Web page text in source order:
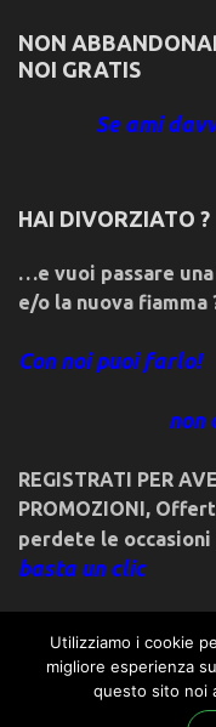
NON
NOI GRATIS
Se ami
HAI DIVORZIATO ?
…e vuoi passare
e/o la nuova fiamma
Con noi puoi farlo!
non
REGISTRATI PER
PROMOZIONI,
perdete le
basta un clic
© 2018friulivg.it. -*- By
Utilizziamo i cookie
migliore esperienza
questo sito noi